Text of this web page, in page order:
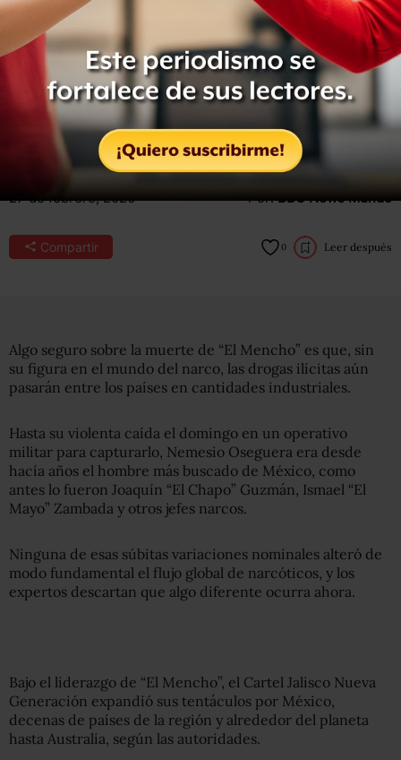
6 minutosde lectura
No hay “un sucesor claro e indiscutible” de
Nemesio Oseguera, explica un exjefe de la
agencia antidrogas DEA. Pero varios nombres
figuran en las listas de prófugos principales de
Washington.
27 de febrero, 2026 Por: BBC News Mundo
Compartir 0 Leer después
Algo seguro sobre la muerte de “El Mencho” es que, sin
su figura en el mundo del narco, las drogas ilícitas aún
pasarán entre los países en cantidades industriales.
Hasta su violenta caída el domingo en un operativo
militar para capturarlo, Nemesio Oseguera era desde
hacía años el hombre más buscado de México, como
antes lo fueron Joaquín “El Chapo” Guzmán, Ismael “El
Mayo” Zambada y otros jefes narcos.
Ninguna de esas súbitas variaciones nominales alteró de
modo fundamental el flujo global de narcóticos, y los
expertos descartan que algo diferente ocurra ahora.
Bajo el liderazgo de “El Mencho”, el Cartel Jalisco Nueva
Generación expandió sus tentáculos por México,
decenas de países de la región y alrededor del planeta
hasta Australia, según las autoridades.